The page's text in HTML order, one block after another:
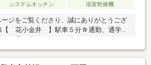
システムキッチン 浴室乾燥機
ジをご覧くださり、誠にありがとうござ
【 花小金井 】駅車５分☆通勤、通学に
活の質を高める設備・仕様◆2026年7月
家事効率の良い【 ４ＬＤＫ 】の間取